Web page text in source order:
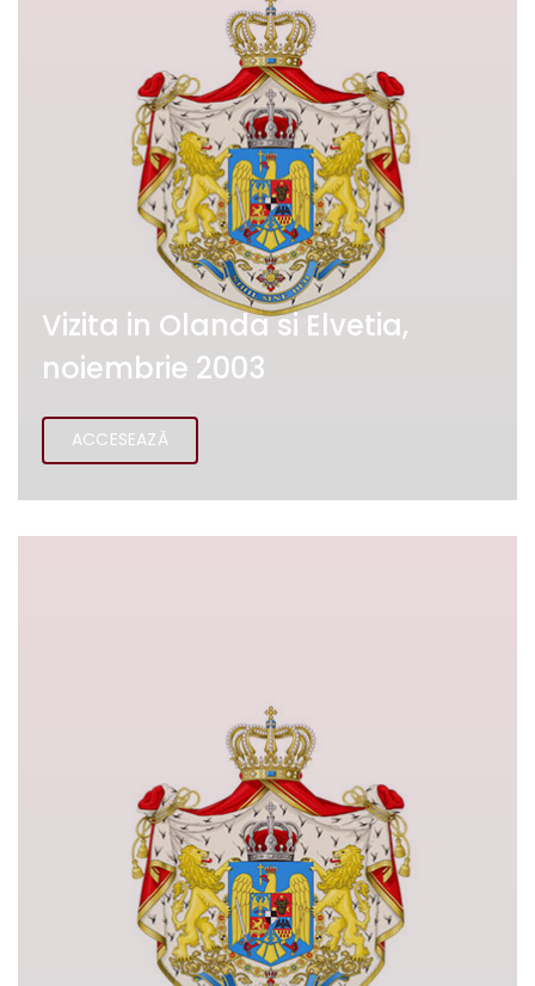
Vizita in Olanda si Elvetia,
noiembrie 2003
ACCESEAZĂ